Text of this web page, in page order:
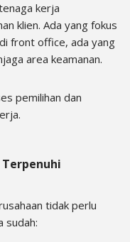
kerja
klien. Ada yang fokus
front office, ada yang
area keamanan.
pemilihan dan
tidak perlu
sudah: